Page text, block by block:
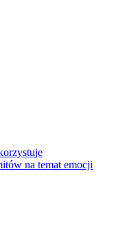
na temat emocji